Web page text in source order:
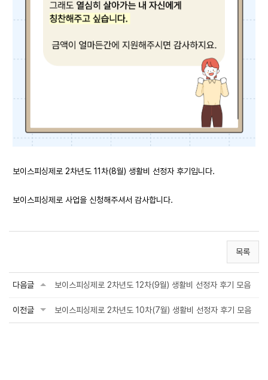
보이스피싱제로 2차년도 11차(8월) 생활비 선정자 후기입니다.
보이스피싱제로 사업을 신청해주셔서 감사합니다.
목록
다음글 보이스피싱제로 2차년도 12차(9월) 생활비 선정자 후기 모음
이전글 보이스피싱제로 2차년도 10차(7월) 생활비 선정자 후기 모음